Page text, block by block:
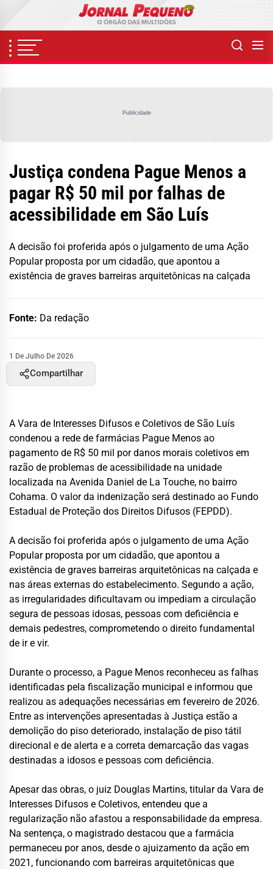
content
Publicidade
Justiça condena Pague Menos a
pagar R$ 50 mil por falhas de
acessibilidade em São Luís
A decisão foi proferida após o julgamento de uma Ação
Popular proposta por um cidadão, que apontou a
existência de graves barreiras arquitetônicas na calçada
Fonte: Da redação
1 De Julho De 2026
Compartilhar
A Vara de Interesses Difusos e Coletivos de São Luís
condenou a rede de farmácias Pague Menos ao
pagamento de R$ 50 mil por danos morais coletivos em
razão de problemas de acessibilidade na unidade
localizada na Avenida Daniel de La Touche, no bairro
Cohama. O valor da indenização será destinado ao Fundo
Estadual de Proteção dos Direitos Difusos (FEPDD).
A decisão foi proferida após o julgamento de uma Ação
Popular proposta por um cidadão, que apontou a
existência de graves barreiras arquitetônicas na calçada e
nas áreas externas do estabelecimento. Segundo a ação,
as irregularidades dificultavam ou impediam a circulação
segura de pessoas idosas, pessoas com deficiência e
demais pedestres, comprometendo o direito fundamental
de ir e vir.
Durante o processo, a Pague Menos reconheceu as falhas
identificadas pela fiscalização municipal e informou que
realizou as adequações necessárias em fevereiro de 2026.
Entre as intervenções apresentadas à Justiça estão a
demolição do piso deteriorado, instalação de piso tátil
direcional e de alerta e a correta demarcação das vagas
destinadas a idosos e pessoas com deficiência.
Apesar das obras, o juiz Douglas Martins, titular da Vara de
Interesses Difusos e Coletivos, entendeu que a
regularização não afastou a responsabilidade da empresa.
Na sentença, o magistrado destacou que a farmácia
permaneceu por anos, desde o ajuizamento da ação em
2021, funcionando com barreiras arquitetônicas que